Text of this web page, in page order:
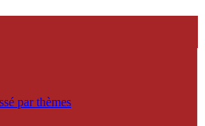
par thèmes